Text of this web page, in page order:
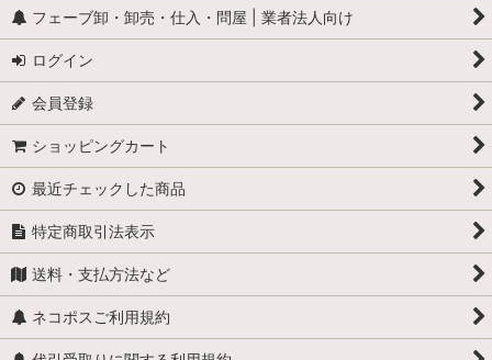
カメ
トラ・ライオン・猛獣
ペンギン
犬
猫
くま
フェーブ卸・卸売・仕入・問屋 | 業者法人向け
ログイン
会員登録
ショッピングカート
最近チェックした商品
特定商取引法表示
送料・支払方法など
ネコポスご利用規約